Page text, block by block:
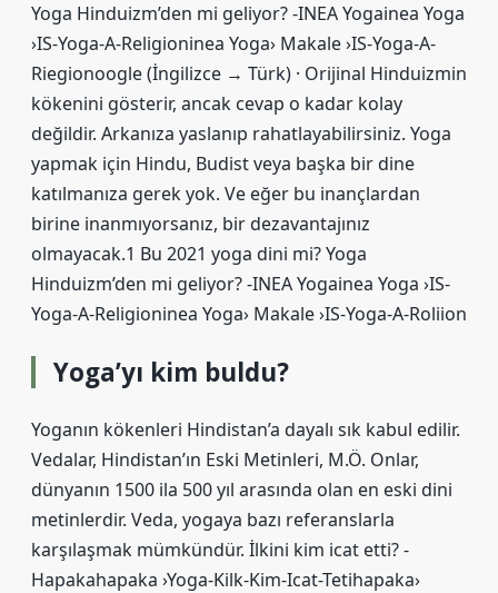
Yoga Hinduizm’den mi geliyor? -INEA Yogainea Yoga
›IS-Yoga-A-Religioninea Yoga› Makale ›IS-Yoga-A-
Riegionoogle (İngilizce → Türk) · Orijinal Hinduizmin
kökenini gösterir, ancak cevap o kadar kolay
değildir. Arkanıza yaslanıp rahatlayabilirsiniz. Yoga
yapmak için Hindu, Budist veya başka bir dine
katılmanıza gerek yok. Ve eğer bu inançlardan
birine inanmıyorsanız, bir dezavantajınız
olmayacak.1 Bu 2021 yoga dini mi? Yoga
Hinduizm’den mi geliyor? -INEA Yogainea Yoga ›IS-
Yoga-A-Religioninea Yoga› Makale ›IS-Yoga-A-Roliion
Yoga’yı kim buldu?
Yoganın kökenleri Hindistan’a dayalı sık kabul edilir.
Vedalar, Hindistan’ın Eski Metinleri, M.Ö. Onlar,
dünyanın 1500 ila 500 yıl arasında olan en eski dini
metinlerdir. Veda, yogaya bazı referanslarla
karşılaşmak mümkündür. İlkini kim icat etti? -
Hapakahapaka ›Yoga-Kilk-Kim-Icat-Tetihapaka›